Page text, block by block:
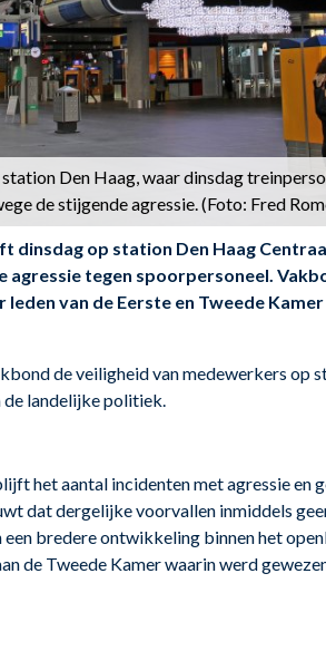
Den Haag, waar dinsdag
de stijgende agressie. (Foto: Fred
dinsdag op station Den Haag
agressie tegen spoorpersoneel.
van de Eerste en Tweede
de veiligheid van medewerkers op
landelijke politiek.
het aantal incidenten met agressie en
dat dergelijke voorvallen inmiddels
een bredere ontwikkeling binnen het
de Tweede Kamer waarin werd